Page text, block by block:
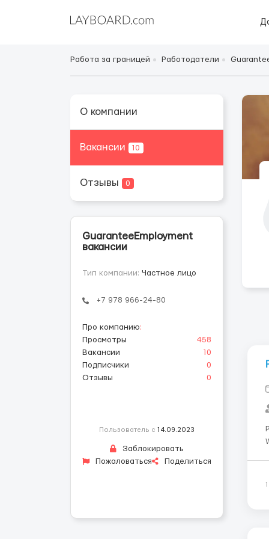
Работа за границей Работодатели
О компании
Вакансии 10
Отзывы 0
GuaranteeEmployment
вакансии
Тип компании: Частное лицо
+7 978 966-24-80
Про компанию:
Просмотры
458
Вакансии
10
Подписчики
0
Отзывы
0
Пользователь с 14.09.2023
Заблокировать
Пожаловаться
Поделиться